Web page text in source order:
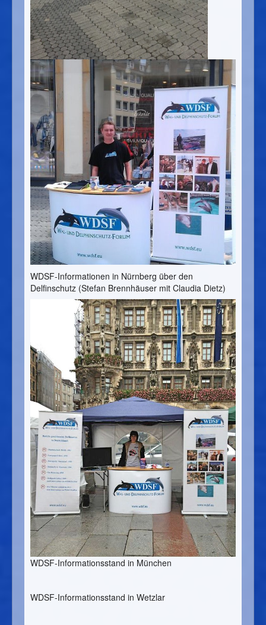
WDSF-Informationen in Nürnberg über den
Delfinschutz (Stefan Brennhäuser mit Claudia Dietz)
WDSF-Informationsstand in München
WDSF-Informationsstand in Wetzlar